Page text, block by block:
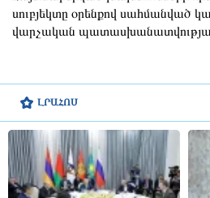
ԼՐԱՀՈՍ
սուբյեկտը օրենքով սահմանված
վարչական